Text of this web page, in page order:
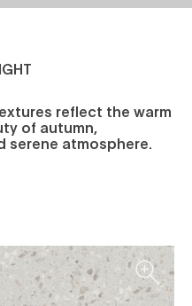
reflect the warm
of autumn,
serene atmosphere.